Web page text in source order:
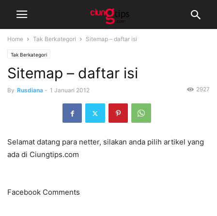
Home Tak Berkategori Sitemap – daftar isi
Tak Berkategori
Sitemap – daftar isi
By Rusdiana - 1 Januari 2012 2927
Selamat datang para netter, silakan anda pilih artikel yang
ada di Ciungtips.com
Facebook Comments